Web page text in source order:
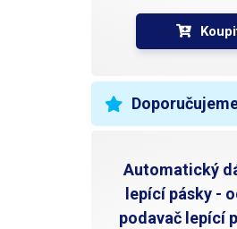
Automatický
lepící pásky -
podavač lepící